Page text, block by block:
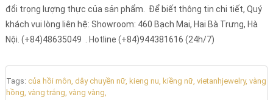
đổi trọng lượng thực của sản phẩm. Để biết thông tin chi tiết, Quý
khách vui lòng liên hệ: Showroom: 460 Bạch Mai, Hai Bà Trưng, Hà
Nội. (+84)48635049 . Hotline (+84)944381616 (24h/7)
Tags: của hồi môn, dây chuyền nữ, kieng nu, kiềng nữ, vietanhjewelry, vàng
hồng, vàng trắng, vàng vàng,